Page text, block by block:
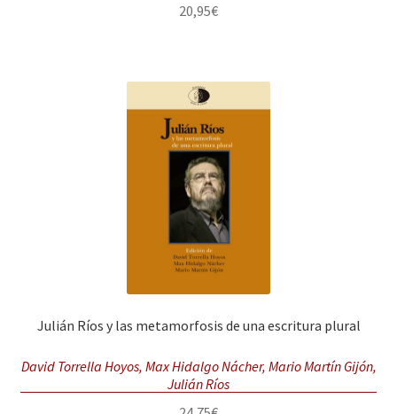
20,95€
Julián Ríos y las metamorfosis de una escritura plural
David Torrella Hoyos, Max Hidalgo Nácher, Mario Martín Gijón,
Julián Ríos